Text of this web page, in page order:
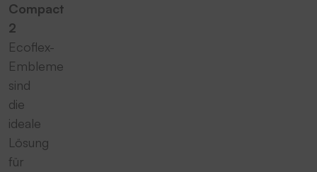
Compact
2
Ecoflex-
Embleme
sind
die
ideale
Lösung
für